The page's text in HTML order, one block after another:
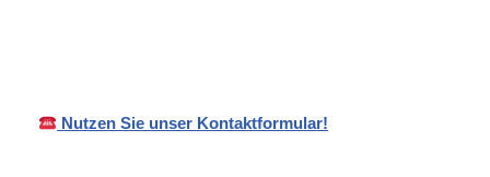
Nutzen Sie unser Kontaktformular!